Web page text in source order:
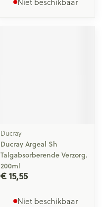
Ducray
Ducray Argeal Sh
Talgabsorberende Verzorg.
200ml
€ 15,55
Niet beschikbaar